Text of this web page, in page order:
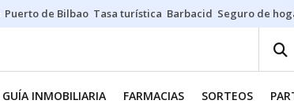
Puerto de Bilbao Tasa turística Barbacid Seguro de
GUÍA INMOBILIARIA FARMACIAS SORTEOS